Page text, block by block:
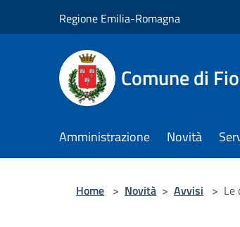
Regione Emilia-Romagna
Comune di
Amministrazione Novità
Home > Novità > Avvisi > Le